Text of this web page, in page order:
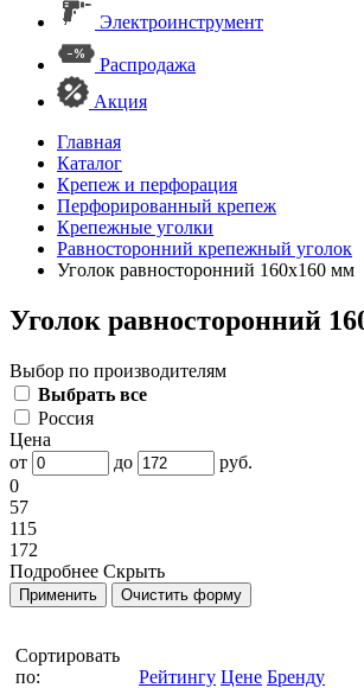
Электроинструмент
Распродажа
Акция
Главная
Каталог
Крепеж и перфорация
Перфорированный крепеж
Крепежные уголки
Равносторонний крепежный уголок
Уголок равносторонний 160х160 мм
Уголок равносторонний
Выбор по производителям
Выбрать все
Россия
Цена
от
до
руб.
0
57
115
172
Подробнее Скрыть
Сортировать
по:
Рейтингу Цене Бренду